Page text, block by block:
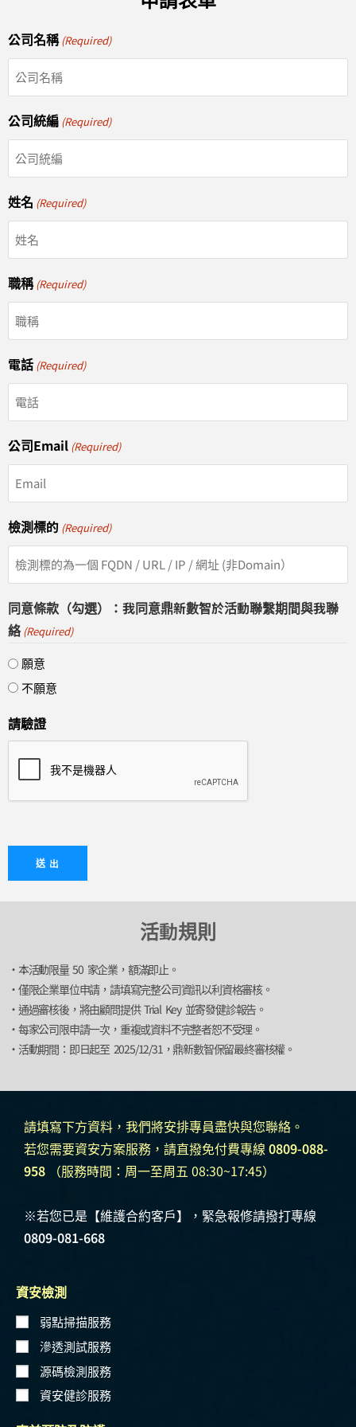
公司名稱 (Required)
公司統編 (Required)
姓名 (Required)
職稱 (Required)
電話 (Required)
公司Email (Required)
檢測標的 (Required)
同意條款（勾選）：我同意鼎新數智於活動聯繫期間與我聯
絡 (Required)
願意
不願意
請驗證
活動規則
·本活動限量 50 家企業，額滿即止。
·僅限企業單位申請，請填寫完整公司資訊以利資格審核。
·通過審核後，將由顧問提供 Trial Key 並寄發健診報告。
·每家公司限申請一次，重複或資料不完整者恕不受理。
·活動期間：即日起至 2025/12/31，鼎新數智保留最終審核權。
請填寫下方資料，我們將安排專員盡快與您聯絡。
若您需要資安方案服務，請直撥免付費專線 0809-088-
958 （服務時間：周一至周五 08:30~17:45）
※若您已是【維護合約客戶】，緊急報修請撥打專線
0809-081-668
資安檢測
弱點掃描服務
滲透測試服務
源碼檢測服務
資安健診服務